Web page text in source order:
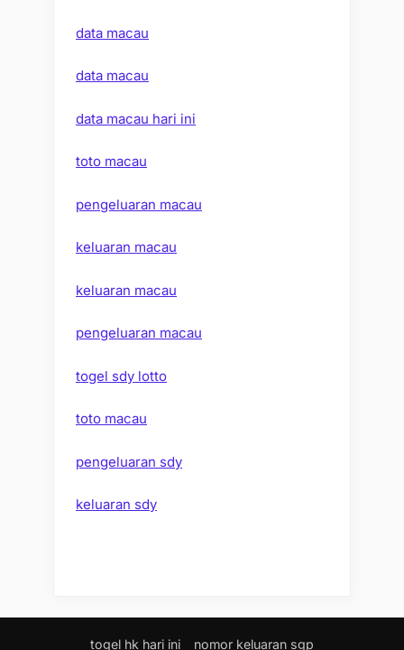
data macau
data macau
data macau hari ini
toto macau
pengeluaran macau
keluaran macau
keluaran macau
pengeluaran macau
togel sdy lotto
toto macau
pengeluaran sdy
keluaran sdy
togel hk hari ini nomor keluaran sgp